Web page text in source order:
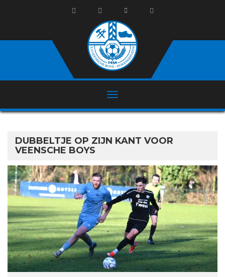
DUBBELTJE OP ZIJN KANT VOOR
VEENSCHE BOYS